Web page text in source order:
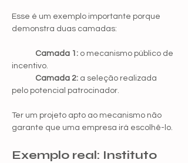
Esse é um exemplo importante porque
demonstra duas camadas:
	Camada 1:
o mecanismo público de
incentivo.
	Camada 2:
a seleção realizada
pelo potencial patrocinador.
Ter um projeto apto ao mecanismo não
garante que uma empresa irá escolhê-lo.
Exemplo real: Instituto